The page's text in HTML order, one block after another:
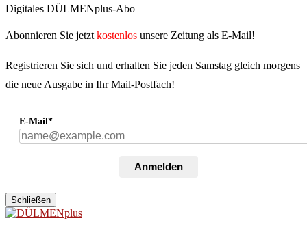
Digitales DÜLMENplus-Abo
Abonnieren Sie jetzt kostenlos unsere Zeitung als E-Mail!
Registrieren Sie sich und erhalten Sie jeden Samstag gleich morgens
die neue Ausgabe in Ihr Mail-Postfach!
E-Mail*
Anmelden
Schließen